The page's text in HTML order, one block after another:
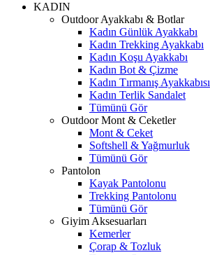
KADIN
Outdoor Ayakkabı & Botlar
Kadın Günlük Ayakkabı
Kadın Trekking Ayakkabı
Kadın Koşu Ayakkabı
Kadın Bot & Çizme
Kadın Tırmanış Ayakkabısı
Kadın Terlik Sandalet
Tümünü Gör
Outdoor Mont & Ceketler
Mont & Ceket
Softshell & Yağmurluk
Tümünü Gör
Pantolon
Kayak Pantolonu
Trekking Pantolonu
Tümünü Gör
Giyim Aksesuarları
Kemerler
Çorap & Tozluk